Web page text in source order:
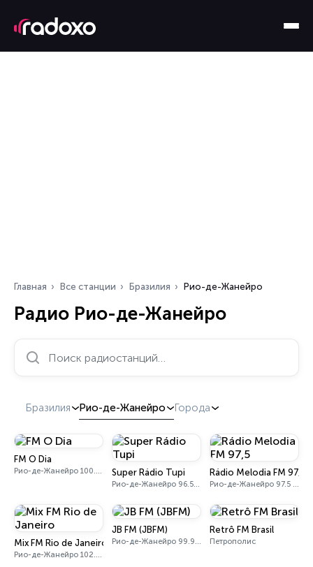
Главная Все станции Бразилия Рио-де-Жанейро
Радио Рио-де-Жанейро
Поиск радиостанций…
Бразилия Рио-де-Жанейро Города
FM O Dia
Рио-де-Жанейро 100.5 FM Super Rádio Tupi
Рио-де-Жанейро 96.5 FM
Rádio Melodia FM 97,5
Рио-де-Жанейро 97.5 FM
Mix FM Rio de Janeiro
Рио-де-Жанейро 102.1 FM
JB FM (JBFM)
Рио-де-Жанейро 99.9 FM
Retrô FM Brasil
Петрополис